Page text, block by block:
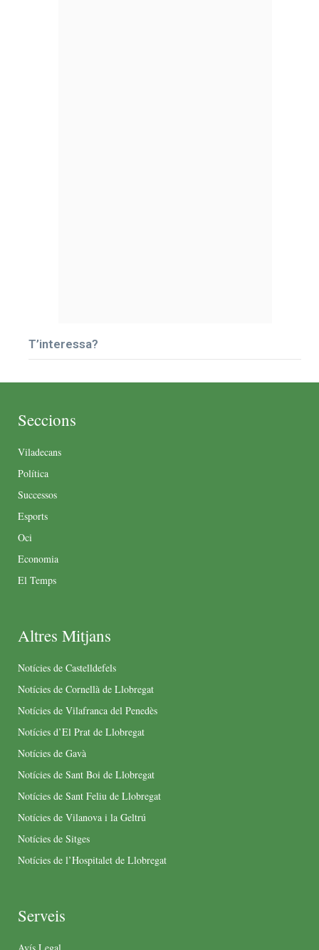
T’interessa?
Seccions
Viladecans
Política
Successos
Esports
Oci
Economia
El Temps
Altres Mitjans
Notícies de Castelldefels
Notícies de Cornellà de Llobregat
Notícies de Vilafranca del Penedès
Notícies d’El Prat de Llobregat
Notícies de Gavà
Notícies de Sant Boi de Llobregat
Notícies de Sant Feliu de Llobregat
Notícies de Vilanova i la Geltrú
Notícies de Sitges
Notícies de l’Hospitalet de Llobregat
Serveis